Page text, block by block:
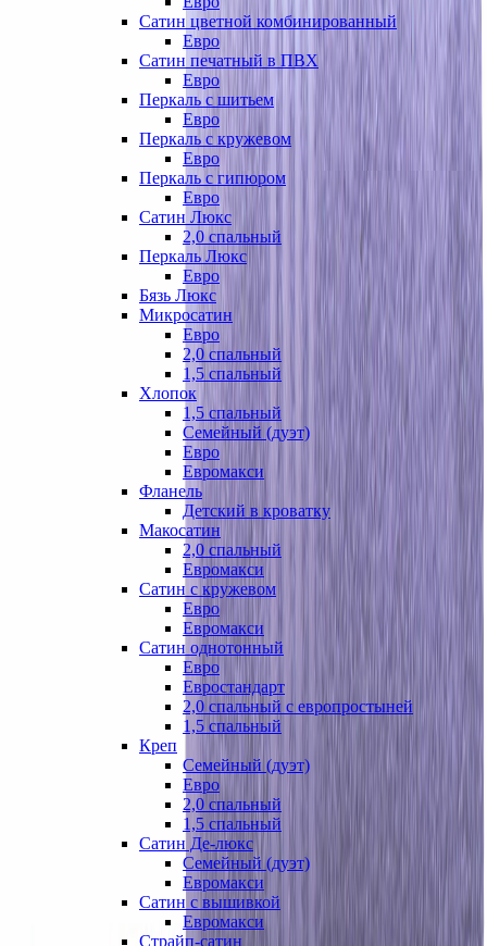
Сатин цветной комбинированный
Евро
Сатин печатный в ПВХ
Евро
Перкаль с шитьем
Евро
Перкаль с кружевом
Евро
Перкаль с гипюром
Евро
Сатин Люкс
2,0 спальный
Перкаль Люкс
Евро
Бязь Люкс
Микросатин
Евро
2,0 спальный
1,5 спальный
Хлопок
1,5 спальный
Семейный (дуэт)
Евро
Евромакси
Фланель
Детский в кроватку
Макосатин
2,0 спальный
Евромакси
Сатин с кружевом
Евро
Евромакси
Сатин однотонный
Евро
Евростандарт
2,0 спальный с европростыней
1,5 спальный
Креп
Семейный (дуэт)
Евро
2,0 спальный
1,5 спальный
Сатин Де-люкс
Семейный (дуэт)
Евромакси
Сатин с вышивкой
Евромакси
Страйп-сатин